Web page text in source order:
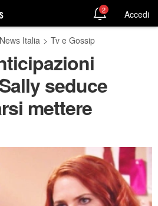
2 Accedi
Italia > Tv e Gossip
seduce
mettere